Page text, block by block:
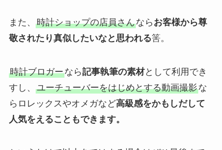
また、 時計ショップの店員さんなら お客様から尊
敬されたり真似したいなと思われる筈。
時計ブロガーなら記事執筆の素材として利用でき
すし、 ユーチューバーをはじめとする動画撮影な
らロレックスやオメガなど高級感をかもしだして
人気をえることもできます。